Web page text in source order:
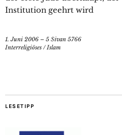
Institution geehrt wird
1. Juni 2006 – 5 Sivan 5766
Interreligiöses / Islam
LESETIPP